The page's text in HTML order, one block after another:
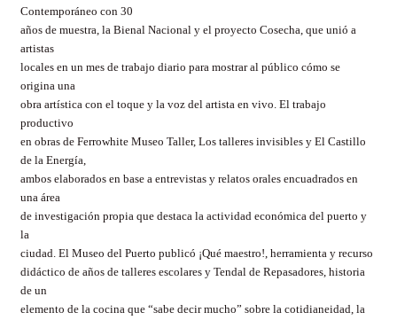
Contemporáneo con 30
años de muestra, la Bienal Nacional y el proyecto Cosecha, que unió a
artistas
locales en un mes de trabajo diario para mostrar al público cómo se
origina una
obra artística con el toque y la voz del artista en vivo. El trabajo
productivo
en obras de Ferrowhite Museo Taller, Los talleres invisibles y El Castillo
de la Energía,
ambos elaborados en base a entrevistas y relatos orales encuadrados en
una área
de investigación propia que destaca la actividad económica del puerto y
la
ciudad. El Museo del Puerto publicó ¡Qué maestro!, herramienta y recurso
didáctico de años de talleres escolares y Tendal de Repasadores, historia
de un
elemento de la cocina que “sabe decir mucho” sobre la cotidianeidad, la